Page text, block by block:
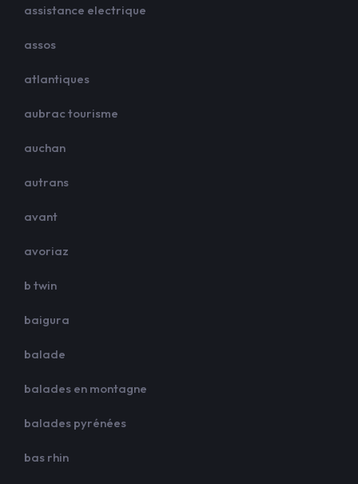
assistance electrique
assos
atlantiques
aubrac tourisme
auchan
autrans
avant
avoriaz
b twin
baigura
balade
balades en montagne
balades pyrénées
bas rhin